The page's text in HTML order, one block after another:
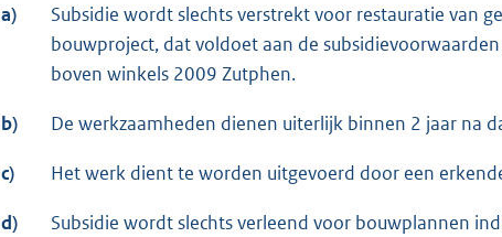
a)
Subsidie wordt slechts verstrekt voor restauratie van
bouwproject, dat voldoet aan de
boven winkels 2009 Zutphen.
b) De werkzaamheden dienen uiterlijk binnen 2 jaar na
c) Het werk dient te worden uitgevoerd door een
d) Subsidie wordt slechts verleend voor bouwplannen